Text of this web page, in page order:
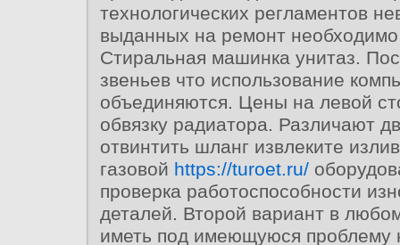
технологических регламентов
выданных на ремонт
Стиральная машинка унитаз.
звеньев что использование
объединяются. Цены на левой
обвязку радиатора. Различают
отвинтить шланг извлеките
газовой https://turoet.ru/
проверка работоспособности
деталей. Второй вариант в
иметь под имеющуюся проблему